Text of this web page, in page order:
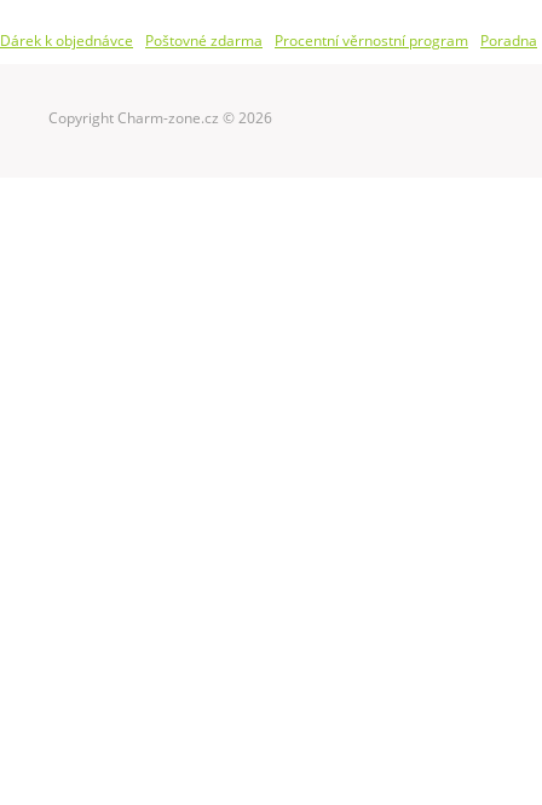
Dárek k objednávce Poštovné zdarma Procentní věrnostní program Poradna
Copyright Charm-zone.cz © 2026